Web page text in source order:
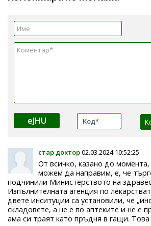
eJHU
стар доктор02.03.2024 10:52:25
От всичко, казано до
можем да направим, е, че
подчинили Министерството на
Изпълнителната агенция по
двете инситуции са установили, че
складовете, а не е по аптеките и не е
ама си траят като пръдня в гащи. Това